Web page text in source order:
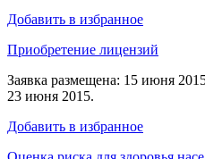
Добавить в избранное
Приобретение лицензий
Заявка размещена: 15 июня
23 июня 2015.
Добавить в избранное